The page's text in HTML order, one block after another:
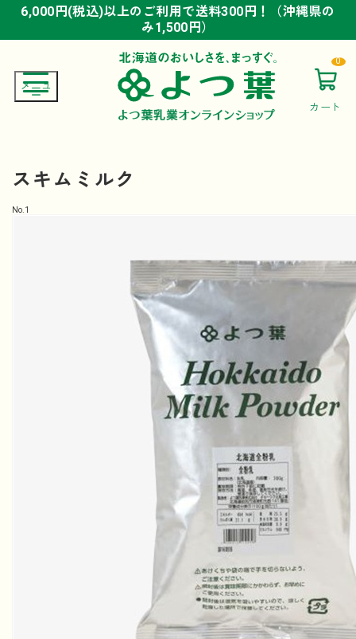
6,000円(税込)以上のご利用で送料300円！（沖縄県の
み1,500円）
6,000円(税込)以上のご利用で送料300円！（沖縄県の
み1,500円）
6,000円(税込)以上のご利用で送料300円！（沖縄県の
み1,500円）
カート
0
スキムミルク
No. 1